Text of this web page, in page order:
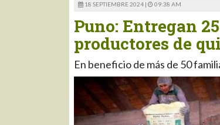
18 SEPTIEMBRE 2024 | 09:38 AM
Puno: Entregan
productores de
En beneficio de más de 50